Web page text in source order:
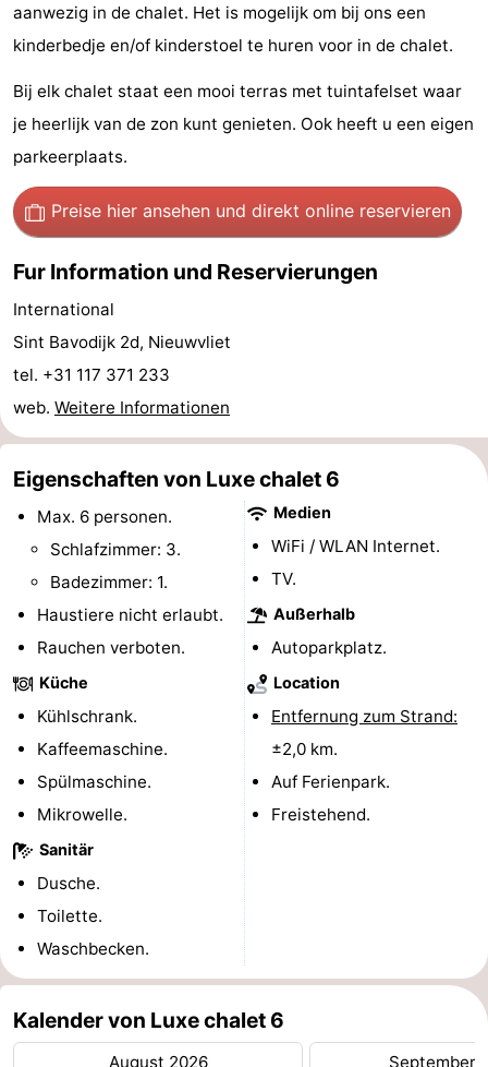
Resort
Bad
Waterdunen
-
Zwinhoeve
Hotels
Lastminutes
Strand
Sehen
&
tun
-
Museen
-
Denkmäler
-
Aussichtspunkte
Attraktionen
Rundfahrten
-
Spielplätze
Indoor-
Spielplätze
Bowling
-
Minigolfplätze
Wellness-
Zentren
Dörfer
Städte
Natur
Sport
Schwimmbader
-
aanwezig in de chalet. Het is mogelijk om bij ons een
kinderbedje en/of kinderstoel te huren voor in de chalet.
Bij elk chalet staat een mooi terras met tuintafelset waar
je heerlijk van de zon kunt genieten. Ook heeft u een eigen
parkeerplaats.
Preise hier ansehen und direkt online reservieren
Fur Information und Reservierungen
International
Sint Bavodijk 2d, Nieuwvliet
tel. +31 117 371 233
web. Weitere Informationen
Eigenschaften von Luxe chalet 6
Max. 6 personen.
Schlafzimmer: 3.
Badezimmer: 1.
Haustiere nicht erlaubt.
Rauchen verboten.
Küche
Kühlschrank.
Kaffeemaschine.
Spülmaschine.
Mikrowelle.
Sanitär
Dusche.
Toilette.
Waschbecken.
Medien
WiFi / WLAN Internet.
TV.
Außerhalb
Autoparkplatz.
Location
Entfernung zum Strand:
±2,0 km.
Auf Ferienpark.
Freistehend.
Kalender von Luxe chalet 6
August 2026 September